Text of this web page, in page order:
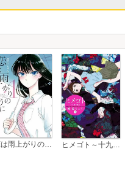
恋は雨上がりのように